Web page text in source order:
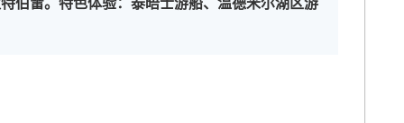
伯雷。特色体验：泰晤士游船、温德米尔湖区游